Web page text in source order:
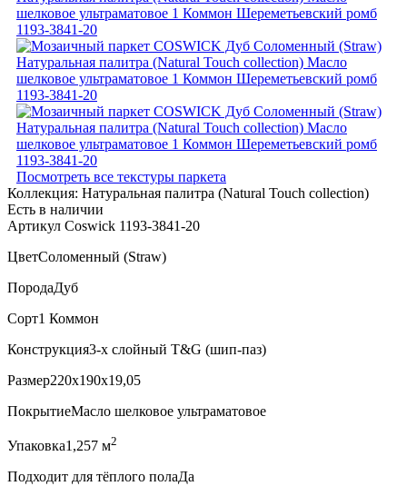
Посмотреть все текстуры паркета
Коллекция: Натуральная палитра (Natural Touch collection)
Есть в наличии
Артикул Coswick 1193-3841-20
ЦветСоломенный (Straw)
ПородаДуб
Сорт1 Коммон
Конструкция3-х слойный T&G (шип-паз)
Размер220x190x19,05
ПокрытиеМасло шелковое ультраматовое
Упаковка1,257 м2
Подходит для тёплого полаДа